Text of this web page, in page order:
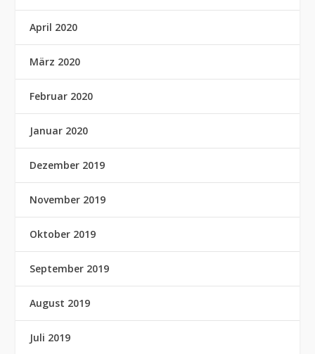
April 2020
März 2020
Februar 2020
Januar 2020
Dezember 2019
November 2019
Oktober 2019
September 2019
August 2019
Juli 2019